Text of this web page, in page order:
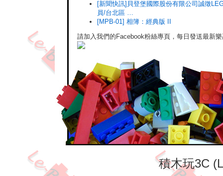
[新聞快訊]貝登堡國際股份有限公司誠徵
員/台北區 …
[MPB-01] 相簿：經典版 II
請加入我們的Facebook粉絲專頁，每日發送最新
積木玩3C